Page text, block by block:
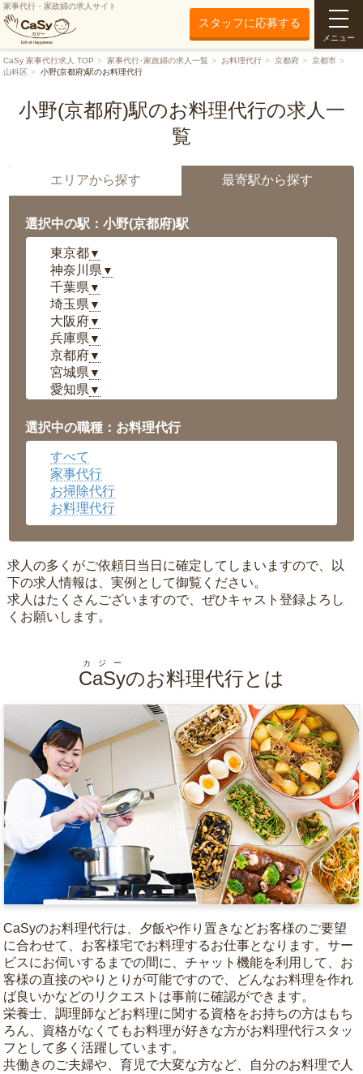
家事代行・家政婦の求人サイト
スタッフに応募する
メニュー
CaSy 家事代行求人 TOP 家事代行･家政婦の求人一覧 お料理代行 京都府
京都市
山科区
小野(京都府)駅のお料理代行
小野(京都府)駅のお料理代行の求人一
覧
エリアから探す 最寄駅から探す
選択中の駅：小野(京都府)駅
東京都▼
神奈川県 ▼
千葉県 ▼
埼玉県 ▼
大阪府▼
兵庫県 ▼
京都府▼
宮城県 ▼
愛知県 ▼
岡山県▼
広島県▼
沖縄県
選択中の職種：お料理代行
すべて
家事代行
お掃除代行
お料理代行
求人の多くがご依頼日当日に確定してしまいますので、以
下の求人情報は、実例として御覧ください。
求人はたくさんございますので、ぜひキャスト登録よろし
くお願いします。
CaSy
カジー
のお料理代行とは
CaSyのお料理代行は、夕飯や作り置きなどお客様のご要望
に合わせて、お客様宅でお料理するお仕事となります。サー
ビスにお伺いするまでの間に、チャット機能を利用して、お
客様の直接のやりとりが可能ですので、どんなお料理を作れ
ば良いかなどのリクエストは事前に確認ができます。
栄養士、調理師などお料理に関する資格をお持ちの方はもち
ろん、資格がなくてもお料理が好きな方がお料理代行スタッ
フとして多く活躍しています。
共働きのご夫婦や、育児で大変な方など、自分のお料理で人